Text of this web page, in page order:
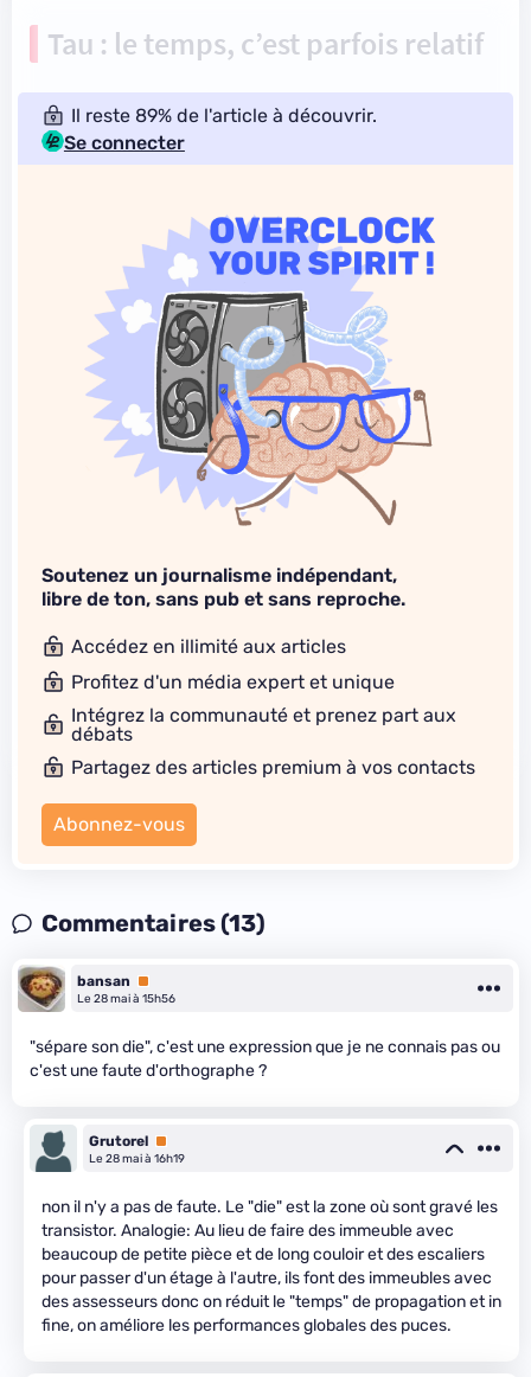
Tau : le temps, c’est parfois relatif
Il reste 89% de l'article à découvrir.
Se connecter
Soutenez un journalisme indépendant,
libre de ton, sans pub et sans reproche.
Accédez en illimité aux articles
Profitez d'un média expert et unique
Intégrez la communauté et prenez part aux
débats
Partagez des articles premium à vos contacts
Abonnez-vous
Commentaires (13)
bansan
Premium
Le 28 mai à 15h56
"sépare son die", c'est une expression que je ne connais pas ou
c'est une faute d'orthographe ?
Grutorel Premium
Le 28 mai à 16h19
non il n'y a pas de faute. Le "die" est la zone où sont gravé les
transistor. Analogie: Au lieu de faire des immeuble avec
beaucoup de petite pièce et de long couloir et des escaliers
pour passer d'un étage à l'autre, ils font des immeubles avec
des assesseurs donc on réduit le "temps" de propagation et in
fine, on améliore les performances globales des puces.